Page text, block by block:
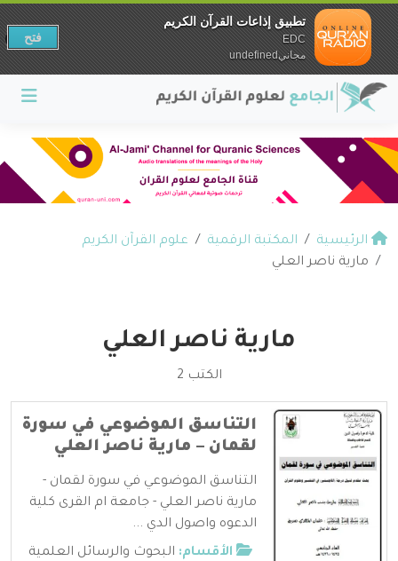
الرئيسية المكتبة الرقمية
علوم القرآن الكريم
مارية ناصر العلي
مارية ناصر العلي
الكتب 2
التناسق الموضوعي في سورة
لقمان – مارية ناصر العلي
التناسق الموضوعي في سورة لقمان -
مارية ناصر العلي - جامعة ام القرى كلية
الدعوه واصول الدي ...
الأقسام: البحوث والرسائل العلمية
تطبيق إذاعات القرآن الكريم
EDC
مجانيundefined
فتح